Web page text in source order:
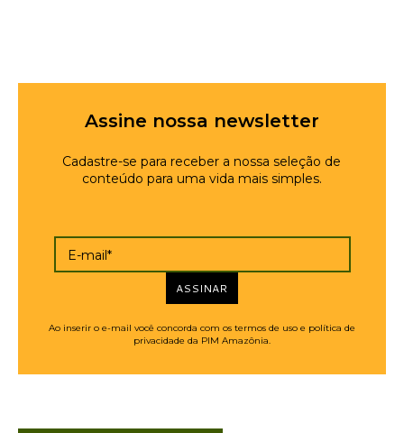
Assine nossa newsletter
Cadastre-se para receber a nossa seleção de
conteúdo para uma vida mais simples.
E-mail*
ASSINAR
Ao inserir o e-mail você concorda com os termos de uso e política de
privacidade da PIM Amazônia.